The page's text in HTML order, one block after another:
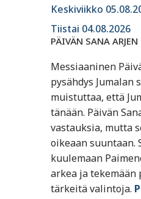
Keskiviikko
Tiistai 04.08.2026
PÄIVÄN SANA
Messiaaninen
pysähdys Jumalan
muistuttaa, että
tänään. Päivän
vastauksia, mutta
oikeaan suuntaan.
kuulemaan
arkea ja tekemään
tärkeitä valintoja.